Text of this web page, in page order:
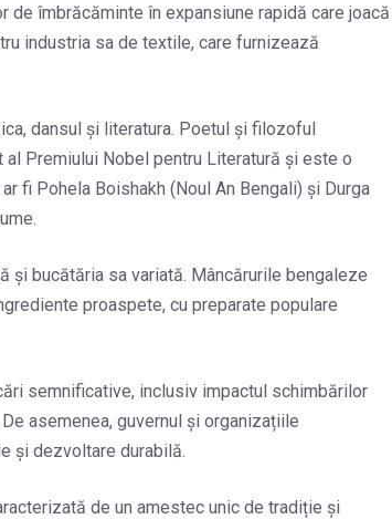
îmbrăcăminte în expansiune rapidă care joacă
industria sa de textile, care furnizează
dansul și literatura. Poetul și filozoful
al Premiului Nobel pentru Literatură și este o
fi Pohela Boishakh (Noul An Bengali) și Durga
și bucătăria sa variată. Mâncărurile bengaleze
proaspete, cu preparate populare
semnificative, inclusiv impactul schimbărilor
asemenea, guvernul și organizațiile
și dezvoltare durabilă.
de un amestec unic de tradiție și